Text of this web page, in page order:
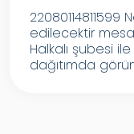
edilecektir
Halkalı şubesi
dağıtımda